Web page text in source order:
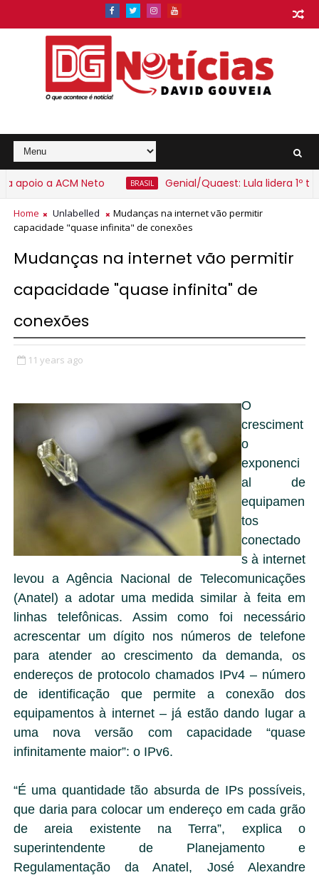
a ACM Neto BRASIL Genial/Quaest: Lula lidera 1º
Home Unlabelled
Mudanças na internet vão permitir
capacidade "quase infinita" de conexões
Mudanças na internet vão permitir
capacidade "quase infinita" de
conexões
11 years ago
O
cresciment
o
exponenci
al de
equipamen
tos
conectado
s à internet
levou a Agência Nacional de Telecomunicações
(Anatel) a adotar uma medida similar à feita em
linhas telefônicas. Assim como foi necessário
acrescentar um dígito nos números de telefone
para atender ao crescimento da demanda, os
endereços de protocolo chamados IPv4 – número
de identificação que permite a conexão dos
equipamentos à internet – já estão dando lugar a
uma nova versão com capacidade “quase
infinitamente maior”: o IPv6.
“É uma quantidade tão absurda de IPs possíveis,
que daria para colocar um endereço em cada grão
de areia existente na Terra”, explica o
superintendente de Planejamento e
Regulamentação da Anatel, José Alexandre